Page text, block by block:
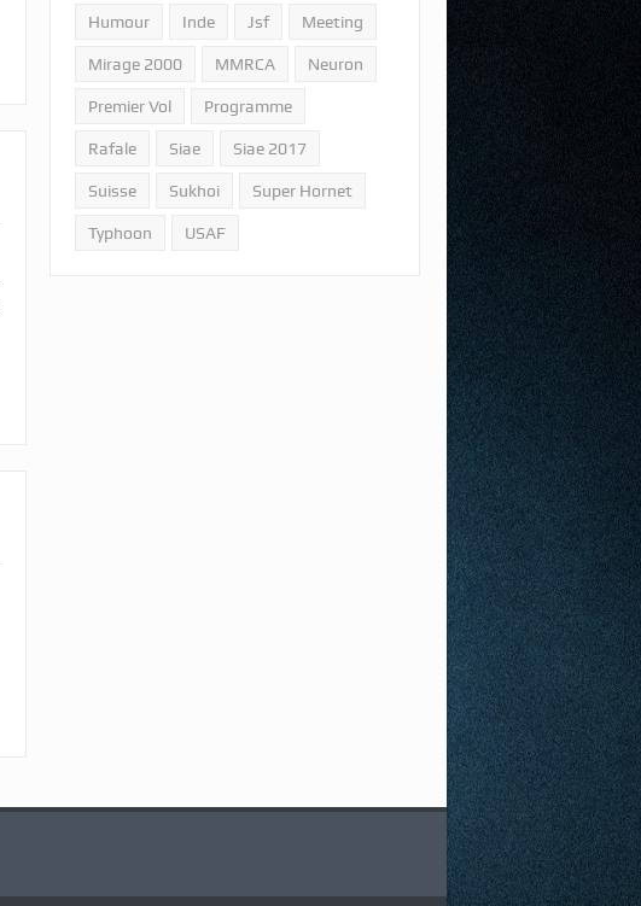
Humour Inde Jsf Meeting
Mirage 2000 MMRCA Neuron
Premier Vol Programme
Rafale Siae Siae 2017
Suisse Sukhoi Super Hornet
Typhoon USAF